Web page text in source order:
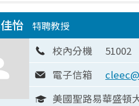
怡 特聘教授
校內分機
51002
電子信箱
美國聖路易華盛頓